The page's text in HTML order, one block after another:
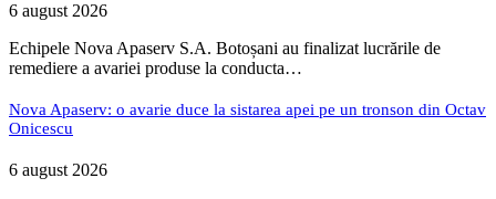
6 august 2026
Echipele Nova Apaserv S.A. Botoșani au finalizat lucrările de
remediere a avariei produse la conducta…
Nova Apaserv: o avarie duce la sistarea apei pe un tronson din Octav
Onicescu
6 august 2026